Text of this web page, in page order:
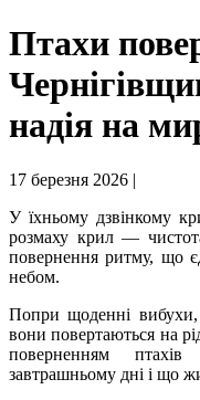
Птахи
надія на
17 березня 2026 |
У їхньому дзвінкому
розмаху крил —
повернення ритму, що
небом.
Попри щоденні
вони повертаються на
поверненням
завтрашньому дні і що